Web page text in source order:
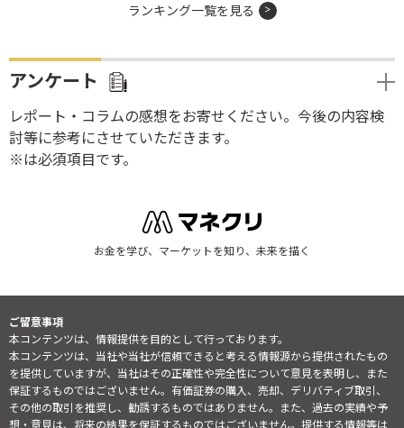
ランキング一覧を見る
アンケート
レポート・コラムの感想をお寄せください。今後の内容検
討等に参考にさせていただきます。
※は必須項目です。
お金を学び、マーケットを知り、未来を描く
ご留意事項
本コンテンツは、情報提供を目的として行っております。
本コンテンツは、当社や当社が信頼できると考える情報源から提供されたもの
を提供していますが、当社はその正確性や完全性について意見を表明し、また
保証するものではございません。有価証券の購入、売却、デリバティブ取引、
その他の取引を推奨し、勧誘するものではありません。また、過去の実績や予
想・意見は、将来の結果を保証するものではございません。提供する情報等は